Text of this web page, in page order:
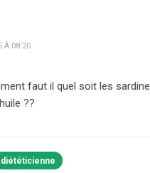
À 08:20
faut il quel soit les
??
diététicienne